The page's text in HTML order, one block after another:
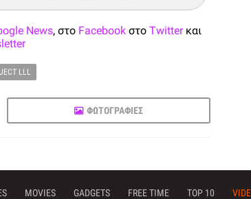
News, στο Facebook στο Twitterκαι
LLL
ΦΩΤΟΓΡΑΦΙΕΣ
MOVIES GADGETS FREE TIME TOP 10